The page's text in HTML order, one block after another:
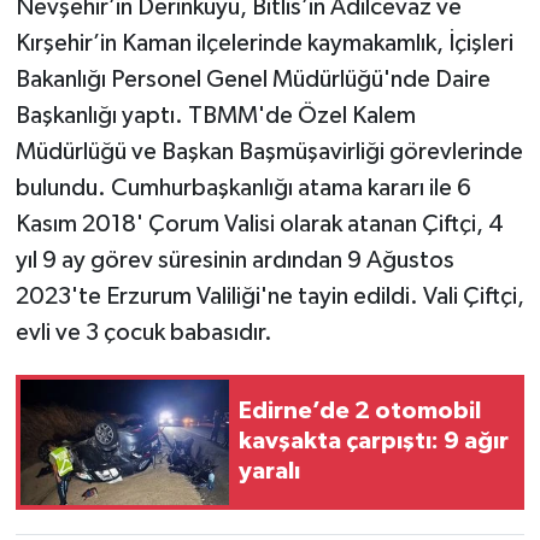
Nevşehir’in Derinkuyu, Bitlis’in Adilcevaz ve
Kırşehir’in Kaman ilçelerinde kaymakamlık, İçişleri
Bakanlığı Personel Genel Müdürlüğü'nde Daire
Başkanlığı yaptı. TBMM'de Özel Kalem
Müdürlüğü ve Başkan Başmüşavirliği görevlerinde
bulundu. Cumhurbaşkanlığı atama kararı ile 6
Kasım 2018' Çorum Valisi olarak atanan Çiftçi, 4
yıl 9 ay görev süresinin ardından 9 Ağustos
2023'te Erzurum Valiliği'ne tayin edildi. Vali Çiftçi,
evli ve 3 çocuk babasıdır.
Edirne’de 2 otomobil
kavşakta çarpıştı: 9 ağır
yaralı